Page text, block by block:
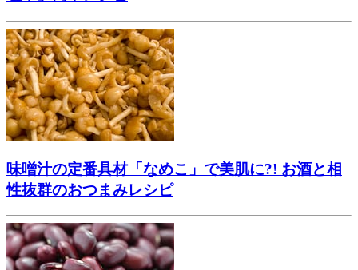
味噌汁の定番具材「なめこ」で美肌に?! お酒と相
性抜群のおつまみレシピ